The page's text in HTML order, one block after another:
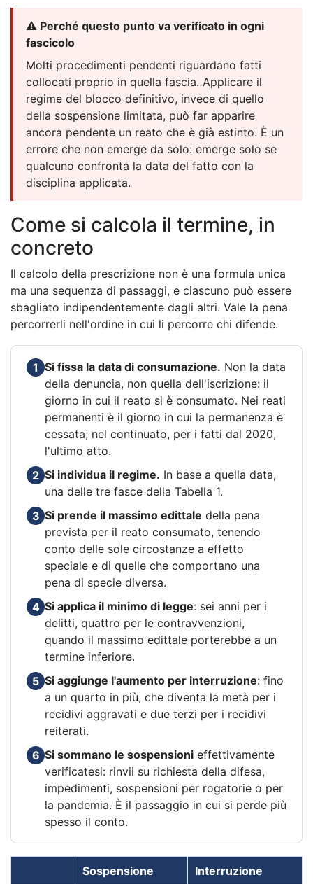
⚠️ Perché questo punto va verificato in ogni
fascicolo
Molti procedimenti pendenti riguardano fatti
collocati proprio in quella fascia. Applicare il
regime del blocco definitivo, invece di quello
della sospensione limitata, può far apparire
ancora pendente un reato che è già estinto. È un
errore che non emerge da solo: emerge solo se
qualcuno confronta la data del fatto con la
disciplina applicata.
Come si calcola il termine, in
concreto
Il calcolo della prescrizione non è una formula unica
ma una sequenza di passaggi, e ciascuno può essere
sbagliato indipendentemente dagli altri. Vale la pena
percorrerli nell'ordine in cui li percorre chi difende.
1 Si fissa la data di consumazione. Non la data
della denuncia, non quella dell'iscrizione: il
giorno in cui il reato si è consumato. Nei reati
permanenti è il giorno in cui la permanenza è
cessata; nel continuato, per i fatti dal 2020,
l'ultimo atto.
2 Si individua il regime. In base a quella data,
una delle tre fasce della Tabella 1.
3 Si prende il massimo edittale della pena
prevista per il reato consumato, tenendo
conto delle sole circostanze a effetto
speciale e di quelle che comportano una
pena di specie diversa.
4 Si applica il minimo di legge: sei anni per i
delitti, quattro per le contravvenzioni,
quando il massimo edittale porterebbe a un
termine inferiore.
5 Si aggiunge l'aumento per interruzione: fino
a un quarto in più, che diventa la metà per i
recidivi aggravati e due terzi per i recidivi
reiterati.
6 Si sommano le sospensioni effettivamente
verificatesi: rinvii su richiesta della difesa,
impedimenti, sospensioni per rogatorie o per
la pandemia. È il passaggio in cui si perde più
spesso il conto.
Sospensione Interruzione